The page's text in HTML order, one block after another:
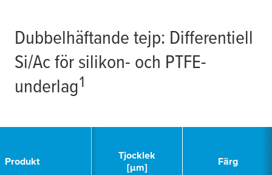
Dubbelhäftande tejp: Differentiell
Si/Ac för silikon- och PTFE-
underlag1
Produkt
Tjocklek
[µm]
Färg